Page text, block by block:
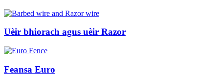
Uèir bhiorach agus uèir Razor
Feansa Euro